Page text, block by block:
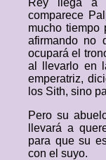
Rey llega a
comparece
mucho tiempo
afirmando no
ocupará el
al llevarlo en
emperatriz,
los Sith, sino
Pero su
llevará a
para que su
con el suyo.